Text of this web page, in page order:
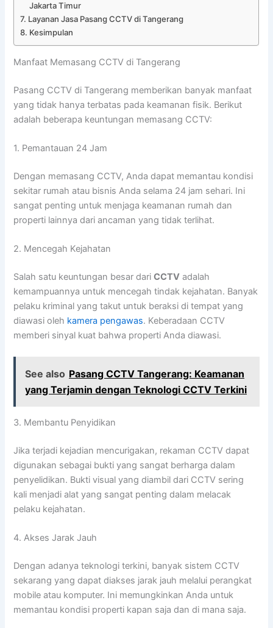
Jakarta Timur
Layanan Jasa Pasang CCTV di Tangerang
Kesimpulan
Manfaat Memasang CCTV di Tangerang
Pasang CCTV di Tangerang memberikan banyak manfaat
yang tidak hanya terbatas pada keamanan fisik. Berikut
adalah beberapa keuntungan memasang CCTV:
1. Pemantauan 24 Jam
Dengan memasang CCTV, Anda dapat memantau kondisi
sekitar rumah atau bisnis Anda selama 24 jam sehari. Ini
sangat penting untuk menjaga keamanan rumah dan
properti lainnya dari ancaman yang tidak terlihat.
2. Mencegah Kejahatan
Salah satu keuntungan besar dariCCTV adalah
kemampuannya untuk mencegah tindak kejahatan. Banyak
pelaku kriminal yang takut untuk beraksi di tempat yang
diawasi oleh kamera pengawas. Keberadaan CCTV
memberi sinyal kuat bahwa properti Anda diawasi.
See also Pasang CCTV Tangerang: Keamanan
yang Terjamin dengan Teknologi CCTV Terkini
3. Membantu Penyidikan
Jika terjadi kejadian mencurigakan, rekaman CCTV dapat
digunakan sebagai bukti yang sangat berharga dalam
penyelidikan. Bukti visual yang diambil dari CCTV sering
kali menjadi alat yang sangat penting dalam melacak
pelaku kejahatan.
4. Akses Jarak Jauh
Dengan adanya teknologi terkini, banyak sistem CCTV
sekarang yang dapat diakses jarak jauh melalui perangkat
mobile atau komputer. Ini memungkinkan Anda untuk
memantau kondisi properti kapan saja dan di mana saja.